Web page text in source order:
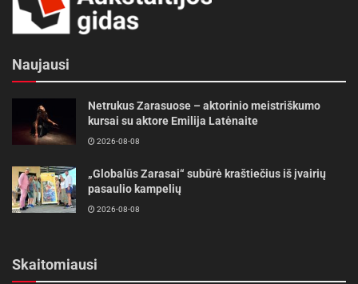
Naujausi
Netrukus Zarasuose – aktorinio meistriškumo
kursai su aktore Emilija Latėnaite
2026-08-08
„Globalūs Zarasai“ subūrė kraštiečius iš įvairių
pasaulio kampelių
2026-08-08
Skaitomiausi